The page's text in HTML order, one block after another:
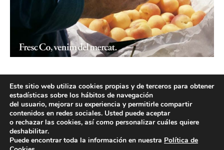
Este sitio web utiliza cookies propias y de terceros para obtener
estadísticas sobre los hábitos de navegación
del usuario, mejorar su experiencia y permitirle compartir
contenidos en redes sociales. Usted puede aceptar
o rechazar las cookies, así como personalizar cuáles quiere
deshabilitar.
Puede encontrar toda la información en nuestra Política de